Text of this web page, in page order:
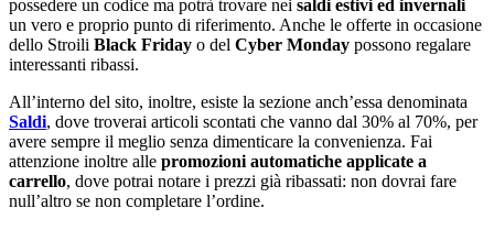
possedere un codice ma potrà trovare nei saldi estivi ed invernali
un vero e proprio punto di riferimento. Anche le offerte in occasione
dello Stroili Black Friday o del Cyber Monday possono regalare
interessanti ribassi.
All’interno del sito, inoltre, esiste la sezione anch’essa denominata
Saldi, dove troverai articoli scontati che vanno dal 30% al 70%, per
avere sempre il meglio senza dimenticare la convenienza. Fai
attenzione inoltre alle promozioni automatiche applicate a
carrello, dove potrai notare i prezzi già ribassati: non dovrai fare
null’altro se non completare l’ordine.